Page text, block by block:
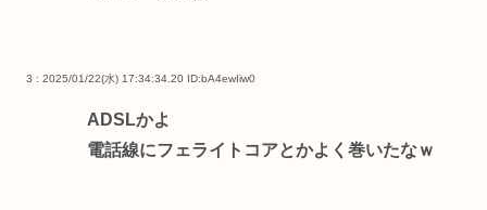
3 : 2025/01/22(水) 17:34:34.20 ID:bA4ewIiw0
ADSLかよ
電話線にフェライトコアとかよく巻いたなｗ